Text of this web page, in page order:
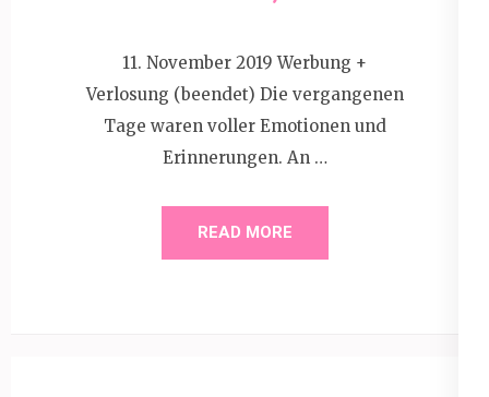
11. November 2019 Werbung +
Verlosung (beendet) Die vergangenen
Tage waren voller Emotionen und
Erinnerungen. An …
READ MORE